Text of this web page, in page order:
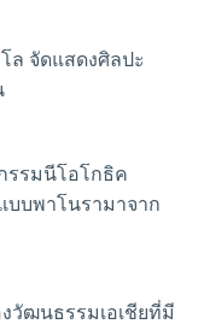
ล จัดแสดงศิลปะ
รรมนีโอโกธิค
บพาโนรามาจาก
วัฒนธรรมเอเชียที่มี